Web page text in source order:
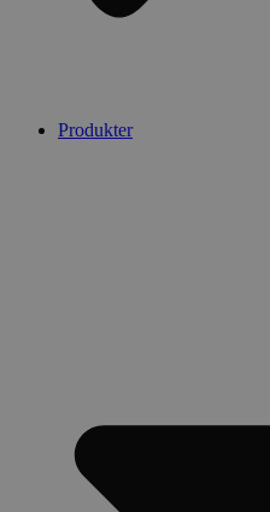
Produkter